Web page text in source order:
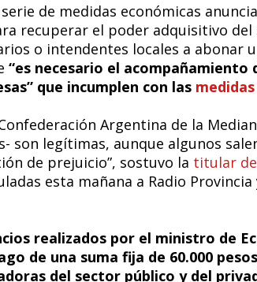
de medidas económicas
recuperar el poder adquisitivo del
o intendentes locales a abonar
“es necesario el acompañamiento
que incumplen con las
Argentina de la
son legítimas, aunque algunos
de prejuicio”, sostuvo la titular
esta mañana a Radio
realizados por el ministro de
de una suma fija de 60.000
del sector público y del